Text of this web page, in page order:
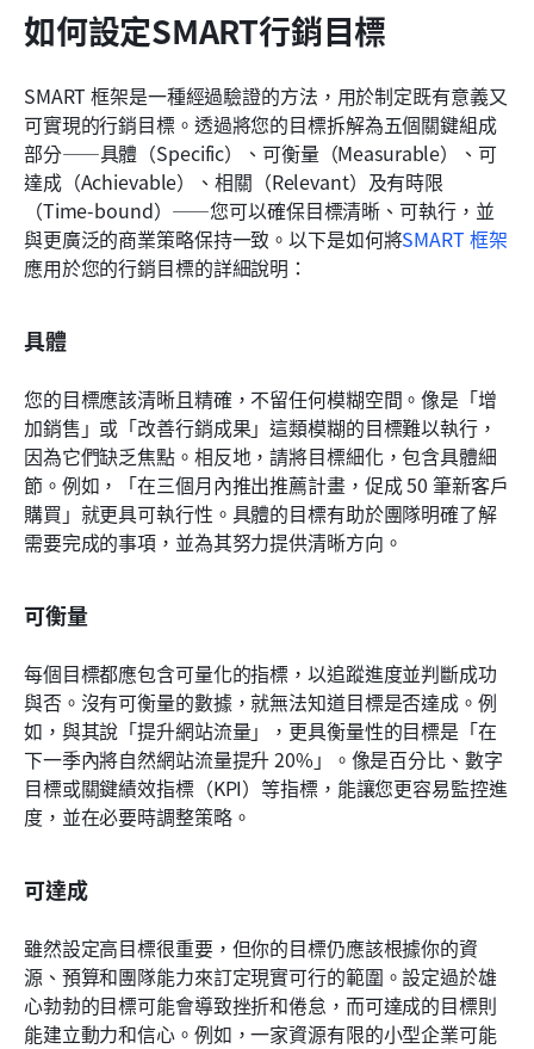
如何設定SMART行銷目標
SMART 框架是一種經過驗證的方法，用於制定既有意義又
可實現的行銷目標。透過將您的目標拆解為五個關鍵組成
部分——具體（Specific）、可衡量（Measurable）、可
達成（Achievable）、相關（Relevant）及有時限
（Time-bound）——您可以確保目標清晰、可執行，並
與更廣泛的商業策略保持一致。以下是如何將SMART 框架
應用於您的行銷目標的詳細說明：
具體
您的目標應該清晰且精確，不留任何模糊空間。像是「增
加銷售」或「改善行銷成果」這類模糊的目標難以執行，
因為它們缺乏焦點。相反地，請將目標細化，包含具體細
節。例如，「在三個月內推出推薦計畫，促成 50 筆新客戶
購買」就更具可執行性。具體的目標有助於團隊明確了解
需要完成的事項，並為其努力提供清晰方向。
可衡量
每個目標都應包含可量化的指標，以追蹤進度並判斷成功
與否。沒有可衡量的數據，就無法知道目標是否達成。例
如，與其說「提升網站流量」，更具衡量性的目標是「在
下一季內將自然網站流量提升 20%」。像是百分比、數字
目標或關鍵績效指標（KPI）等指標，能讓您更容易監控進
度，並在必要時調整策略。
可達成
雖然設定高目標很重要，但你的目標仍應該根據你的資
源、預算和團隊能力來訂定現實可行的範圍。設定過於雄
心勃勃的目標可能會導致挫折和倦怠，而可達成的目標則
能建立動力和信心。例如，一家資源有限的小型企業可能